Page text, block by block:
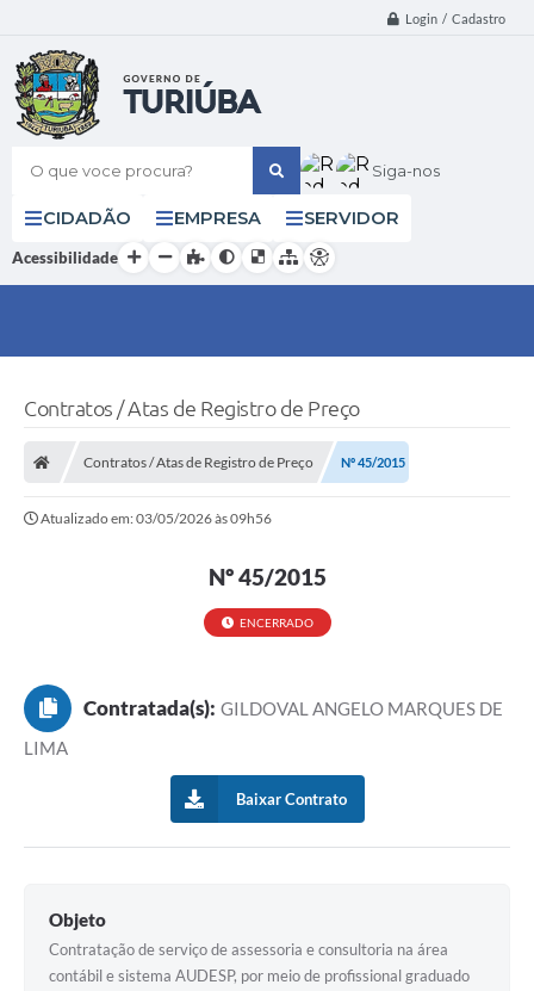
Login / Cadastro
O que voce procura? Siga-nos
CIDADÃO EMPRESA SERVIDOR
Acessibilidade
Contratos / Atas de Registro de Preço
Contratos / Atas de Registro de Preço Nº 45/2015
Atualizado em: 03/05/2026 às 09h56
Nº 45/2015
ENCERRADO
Contratada(s): GILDOVAL ANGELO MARQUES DE
LIMA
Baixar Contrato
Objeto
Contratação de serviço de assessoria e consultoria na área
contábil e sistema AUDESP, por meio de profissional graduado